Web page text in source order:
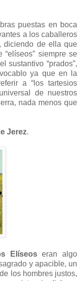
puestas en boca
a los caballeros
diciendo de ella que
“elíseos” siempre se
sustantivo “prados”,
ya que en la
a “los tartesios
de nuestros
nada menos que
Jerez.
Elíseoseran algo
y apacible, un
los hombres justos,